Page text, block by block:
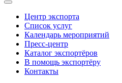
Центр экспорта
Список услуг
Календарь мероприятий
Пресс-центр
Каталог экспортёров
В помощь экспортёру
Контакты